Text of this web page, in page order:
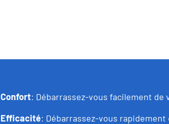
Confort: Débarrassez-vous facilement
Efficacité: Débarrassez-vous